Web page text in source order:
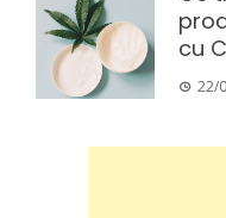
cu
22/